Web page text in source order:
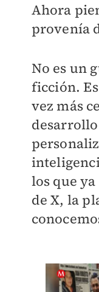
Ahora
provenía
No es un
ficción.
vez más
los que
de X, la